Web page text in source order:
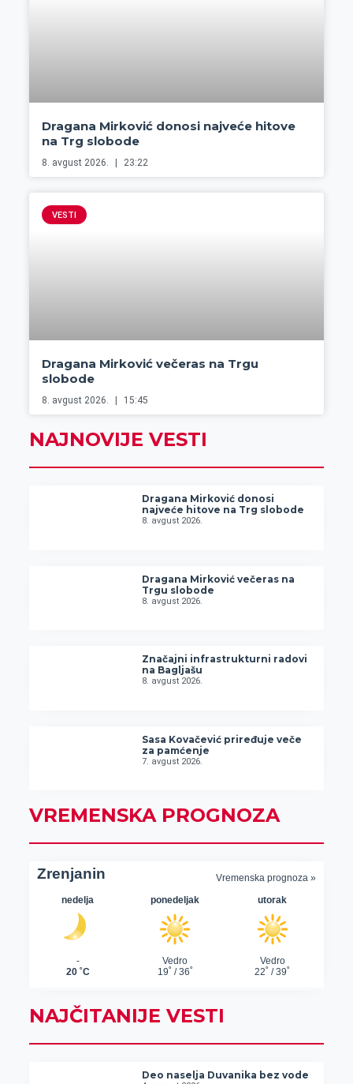
Dragana Mirković donosi najveće hitove
na Trg slobode
8. avgust 2026. 23:22
VESTI
Dragana Mirković večeras na Trgu
slobode
8. avgust 2026. 15:45
NAJNOVIJE VESTI
Dragana Mirković donosi
najveće hitove na Trg slobode
8. avgust 2026.
Dragana Mirković večeras na
Trgu slobode
8. avgust 2026.
Značajni infrastrukturni radovi
na Bagljašu
8. avgust 2026.
Sasa Kovačević priređuje veče
za pamćenje
7. avgust 2026.
VREMENSKA PROGNOZA
NAJČITANIJE VESTI
Deo naselja Duvanika bez vode